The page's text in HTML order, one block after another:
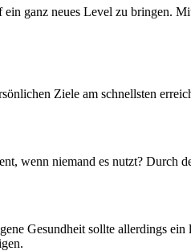
ganz neues Level zu bringen.
Ziele am schnellsten
wenn niemand es nutzt?
Gesundheit sollte allerdings